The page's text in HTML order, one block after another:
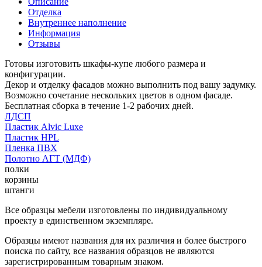
Отделка
Внутреннее наполнение
Информация
Отзывы
Готовы изготовить шкафы-купе любого размера и
конфигурации.
Декор и отделку фасадов можно выполнить под вашу задумку.
Возможно сочетание нескольких цветов в одном фасаде.
Бесплатная сборка в течение 1-2 рабочих дней.
ЛДСП
Пластик Alvic Luxe
Пластик HPL
Пленка ПВХ
Полотно АГТ (МДФ)
полки
корзины
штанги
Все образцы мебели изготовлены по индивидуальному
проекту в единственном экземпляре.
Образцы имеют названия для их различия и более быстрого
поиска по сайту, все названия образцов не являются
зарегистрированным товарным знаком.